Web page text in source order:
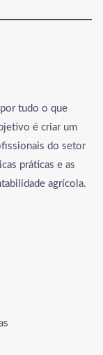
tudo o que
é criar um
do setor
práticas e as
agrícola.